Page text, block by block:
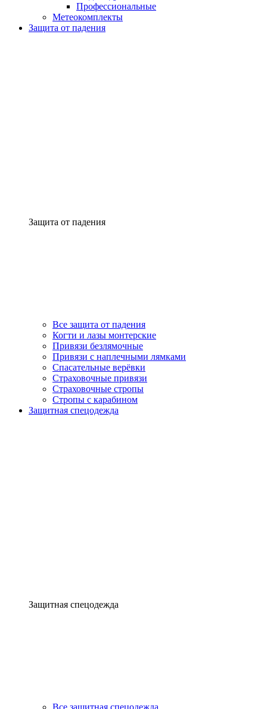
Профессиональные
Метеокомплекты
Защита от падения
Защита от падения
Все защита от падения
Когти и лазы монтерские
Привязи безлямочные
Привязи с наплечными лямками
Спасательные верёвки
Страховочные привязи
Страховочные стропы
Стропы с карабином
Защитная спецодежда
Защитная спецодежда
Все защитная спецодежда